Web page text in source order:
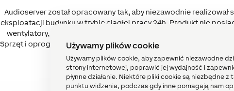
Używamy plików cookie
Używamy plików cookie, aby zapewnić niezawodne
strony internetowej, poprawić jej wydajność i
płynne działanie. Niektóre pliki cookie są niezbędne z
punktu widzenia, podczas gdy inne pomagają nam
Audioserver został opracowany tak, aby niezawodnie realizował
eksploatacji budynku w trybie ciągłej pracy 24h. Produkt nie
wentylatory, i działa niezwykle energooszczędnie, zużywając
Sprzęt i oprogramowanie, opracowane od początku do końca w
współpracują i pasują do każdej instalacji